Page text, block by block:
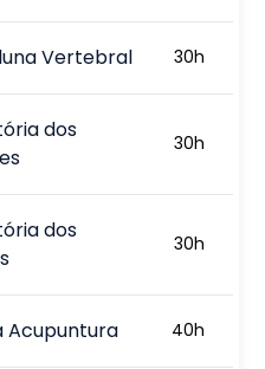
Vertebral 30h
dos
30h
dos
30h
Acupuntura 40h